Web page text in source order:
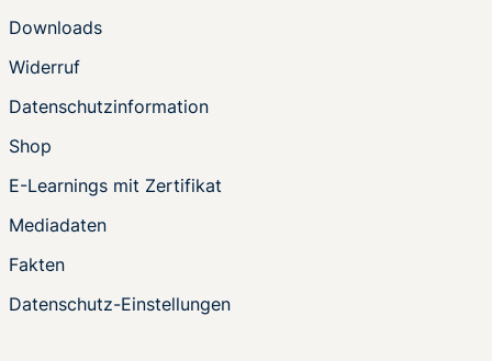
Downloads
Widerruf
Datenschutzinformation
Shop
E-Learnings mit Zertifikat
Mediadaten
Fakten
Datenschutz-Einstellungen